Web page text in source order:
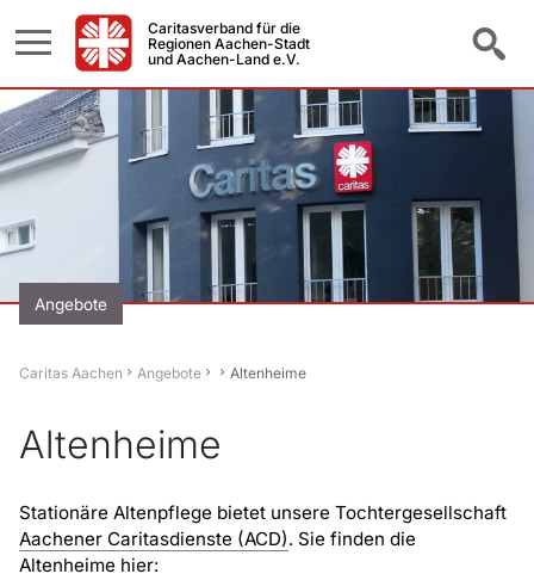
Caritasverband für die
Regionen Aachen-Stadt
und Aachen-Land e.V.
Angebote
Caritas Aachen Angebote Altenheime
Altenheime
Stationäre Altenpflege bietet unsere Tochtergesellschaft
Aachener Caritasdienste (ACD). Sie finden die
Altenheime hier: